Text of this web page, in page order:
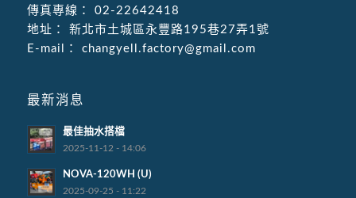
傳真專線：
02-22642418
地址：
新北市土城區永豐路195巷27弄1號
E-mail：
changyell.factory@gmail.com
最新消息
最佳抽水搭檔
2025-11-12 - 14:06
NOVA-120WH (U)
2025-09-25 - 11:22